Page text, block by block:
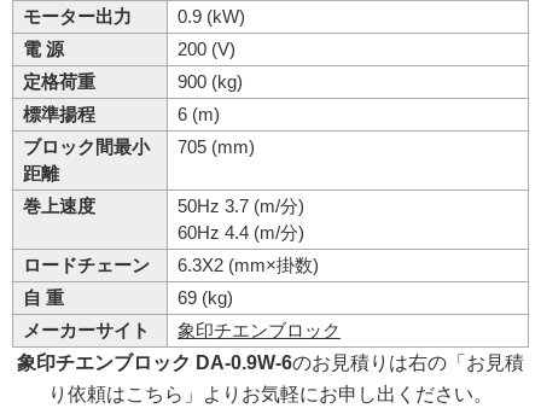
モーター出力
0.9 (kW)
電 源
200 (V)
定格荷重
900 (kg)
標準揚程
6 (m)
ブロック間最小
距離
705 (mm)
巻上速度
50Hz 3.7 (m/分)
60Hz 4.4 (m/分)
ロードチェーン
6.3X2 (mm×掛数)
自 重
69 (kg)
メーカーサイト
象印チエンブロック
象印チエンブロック DA-0.9W-6のお見積りは右の「お見積
り依頼はこちら」よりお気軽にお申し出ください。